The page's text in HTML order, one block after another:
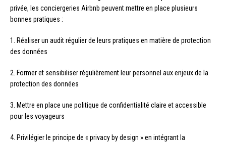
privée, les conciergeries Airbnb peuvent mettre en place plusieurs
bonnes pratiques :
1. Réaliser un audit régulier de leurs pratiques en matière de protection
des données
2. Former et sensibiliser régulièrement leur personnel aux enjeux de la
protection des données
3. Mettre en place une politique de confidentialité claire et accessible
pour les voyageurs
4. Privilégier le principe de « privacy by design » en intégrant la